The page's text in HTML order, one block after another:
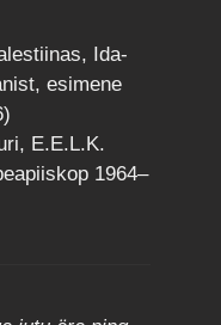
Ida-
esimene
E.E.L.K.
1964–